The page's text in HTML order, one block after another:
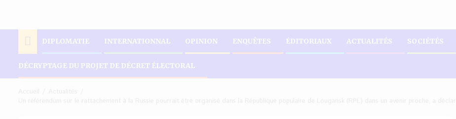
DIPLOMATIE INTERNATIONNAL OPINION ENQUÊTES ÉDITORIAUX ACTUALITÉS SOCIÉTÉS
DÉCRYPTAGE DU PROJET DE DÉCRET ÉLECTORAL